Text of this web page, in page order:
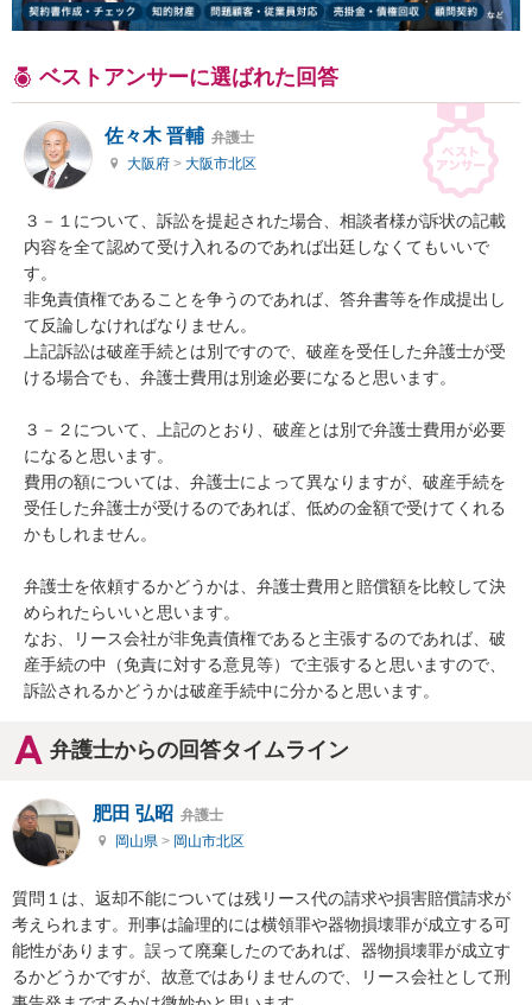
ベストアンサーに選ばれた回答
佐々木 晋輔 弁護士
大阪府 > 大阪市北区
３－１について、訴訟を提起された場合、相談者様が訴状の記載
内容を全て認めて受け入れるのであれば出廷しなくてもいいで
す。
非免責債権であることを争うのであれば、答弁書等を作成提出し
て反論しなければなりません。
上記訴訟は破産手続とは別ですので、破産を受任した弁護士が受
ける場合でも、弁護士費用は別途必要になると思います。
３－２について、上記のとおり、破産とは別で弁護士費用が必要
になると思います。
費用の額については、弁護士によって異なりますが、破産手続を
受任した弁護士が受けるのであれば、低めの金額で受けてくれる
かもしれません。
弁護士を依頼するかどうかは、弁護士費用と賠償額を比較して決
められたらいいと思います。
なお、リース会社が非免責債権であると主張するのであれば、破
産手続の中（免責に対する意見等）で主張すると思いますので、
訴訟されるかどうかは破産手続中に分かると思います。
弁護士からの回答タイムライン
肥田 弘昭 弁護士
岡山県 > 岡山市北区
質問１は、返却不能については残リース代の請求や損害賠償請求が
考えられます。刑事は論理的には横領罪や器物損壊罪が成立する可
能性があります。誤って廃棄したのであれば、器物損壊罪が成立す
るかどうかですが、故意ではありませんので、リース会社として刑